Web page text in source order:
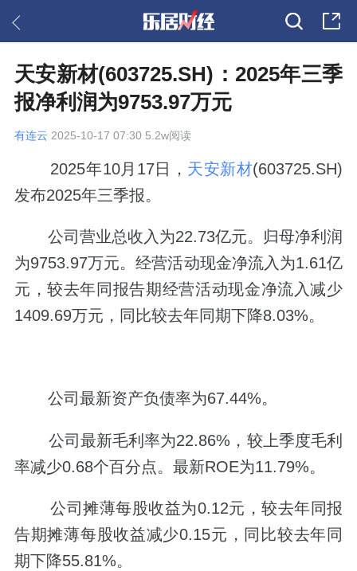
天安新材(603725.SH)：2025年三季
报净利润为9753.97万元
有连云 2025-10-17 07:30 5.2w阅读
2025年10月17日， 天安新材(603725.SH)
发布2025年三季报。
公司营业总收入为22.73亿元。归母净利润
为9753.97万元。经营活动现金净流入为1.61亿
元，较去年同报告期经营活动现金净流入减少
1409.69万元，同比较去年同期下降8.03%。
公司最新资产负债率为67.44%。
公司最新毛利率为22.86%，较上季度毛利
率减少0.68个百分点。最新ROE为11.79%。
公司摊薄每股收益为0.12元，较去年同报
告期摊薄每股收益减少0.15元，同比较去年同
期下降55.81%。